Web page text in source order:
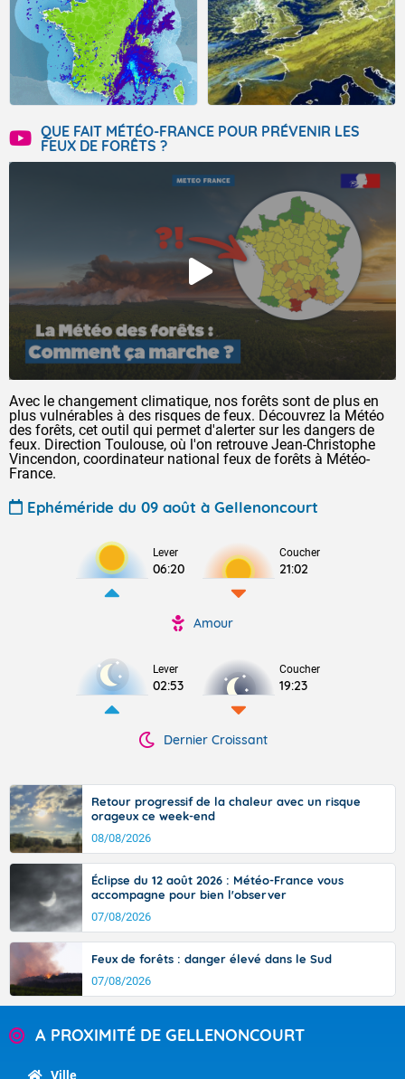
QUE FAIT MÉTÉO-FRANCE POUR PRÉVENIR LES
FEUX DE FORÊTS ?
Avec le changement climatique, nos forêts sont de plus en
plus vulnérables à des risques de feux. Découvrez la Météo
des forêts, cet outil qui permet d'alerter sur les dangers de
feux. Direction Toulouse, où l'on retrouve Jean-Christophe
Vincendon, coordinateur national feux de forêts à Météo-
France.
Ephéméride du 09 août à Gellenoncourt
Lever
06:20
Coucher
21:02
Amour
Lever
02:53
Coucher
19:23
Dernier Croissant
Retour progressif de la chaleur avec un risque
orageux ce week-end
08/08/2026
Éclipse du 12 août 2026 : Météo-France vous
accompagne pour bien l'observer
07/08/2026
Feux de forêts : danger élevé dans le Sud
07/08/2026
A PROXIMITÉ DE GELLENONCOURT
Ville